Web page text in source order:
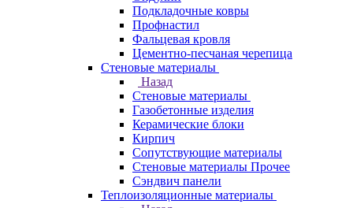
Подкладочные ковры
Профнастил
Фальцевая кровля
Цементно-песчаная черепица
Стеновые материалы
Назад
Стеновые материалы
Газобетонные изделия
Керамические блоки
Кирпич
Сопутствующие материалы
Стеновые материалы Прочее
Сэндвич панели
Теплоизоляционные материалы